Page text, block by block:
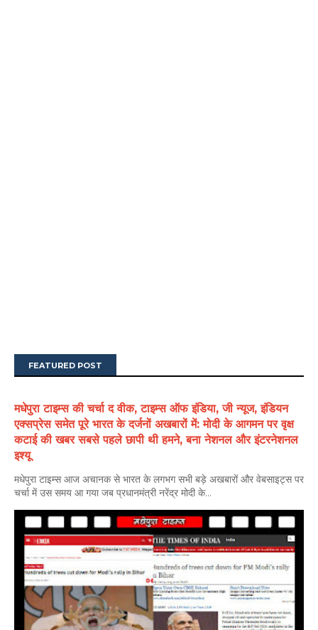
FEATURED POST
मधेपुरा टाइम्स की चर्चा द वीक, टाइम्स ऑफ इंडिया, जी न्यूज, इंडियन
एक्सप्रेस समेत पूरे भारत के दर्जनों अखबारों में: मोदी के आगमन पर वृक्ष
कटाई की खबर सबसे पहले छापी थी हमने, बना नेशनल और इंटरनेशनल
इश्यू
मधेपुरा टाइम्स आज अचानक से भारत के लगभग सभी बड़े अखबारों और वेबसाइट्स पर
चर्चा में उस समय आ गया जब प्रधानमंत्री नरेंद्र मोदी के...